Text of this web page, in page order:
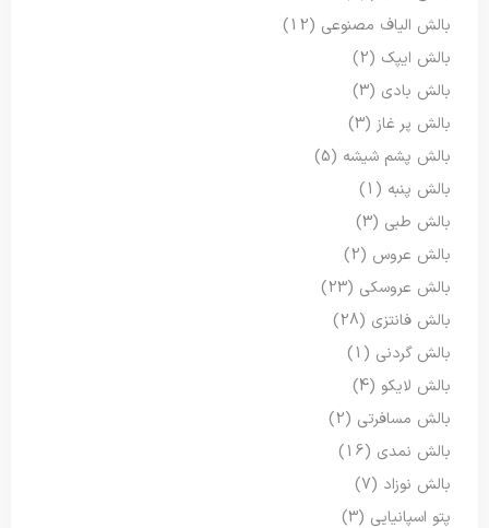
بالش الیاف مصنوعی (12)
بالش ایپک (2)
بالش بادی (3)
بالش پر غاز (3)
بالش پشم شیشه (5)
بالش پنبه (1)
بالش طبی (3)
بالش عروس (2)
بالش عروسکی (23)
بالش فانتزی (28)
بالش گردنی (1)
بالش لایکو (4)
بالش مسافرتی (2)
بالش نمدی (16)
بالش نوزاد (7)
پتو اسپانیایی (3)